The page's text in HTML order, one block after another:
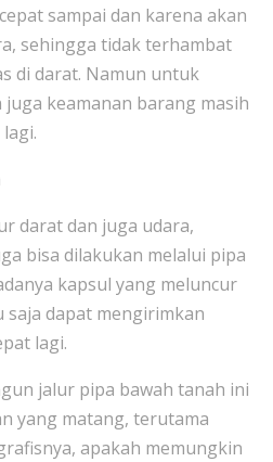
sampai dan karena akan
sehingga tidak terhambat
di darat. Namun untuk
keamanan barang masih
darat dan juga udara,
bisa dilakukan melalui pipa
kapsul yang meluncur
dapat mengirimkan
lagi.
jalur pipa bawah tanah ini
yang matang, terutama
apakah memungkin